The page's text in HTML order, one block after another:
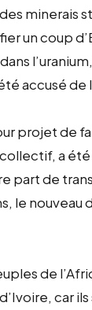
minerais
un coup
accusé de
projet de
a été
part de
le
de
car